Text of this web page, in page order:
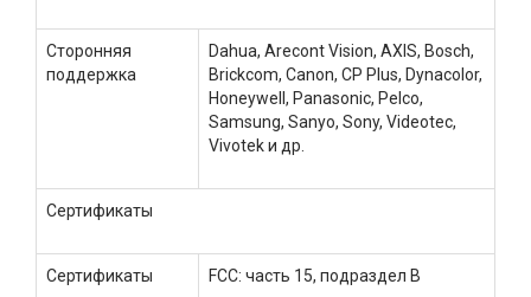
Сторонняя
поддержка
Dahua, Arecont Vision, AXIS, Bosch,
Brickcom, Canon, CP Plus, Dynacolor,
Honeywell, Panasonic, Pelco,
Samsung, Sanyo, Sony, Videotec,
Vivotek и др.
Сертификаты
Сертификаты FCC: часть 15, подраздел B